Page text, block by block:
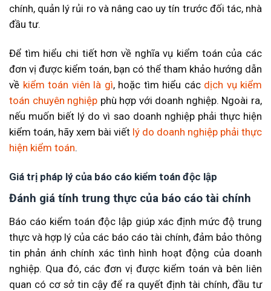
chính, quản lý rủi ro và nâng cao uy tín trước đối tác, nhà
đầu tư.
Để tìm hiểu chi tiết hơn về nghĩa vụ kiểm toán của các
đơn vị được kiểm toán, bạn có thể tham khảo hướng dẫn
về kiểm toán viên là gì, hoặc tìm hiểu các dịch vụ kiểm
toán chuyên nghiệp phù hợp với doanh nghiệp. Ngoài ra,
nếu muốn biết lý do vì sao doanh nghiệp phải thực hiện
kiểm toán, hãy xem bài viết lý do doanh nghiệp phải thực
hiện kiểm toán.
Giá trị pháp lý của báo cáo kiểm toán độc lập
Đánh giá tính trung thực của báo cáo tài chính
Báo cáo kiểm toán độc lập giúp xác định mức độ trung
thực và hợp lý của các báo cáo tài chính, đảm bảo thông
tin phản ánh chính xác tình hình hoạt động của doanh
nghiệp. Qua đó, các đơn vị được kiểm toán và bên liên
quan có cơ sở tin cậy để ra quyết định tài chính, đầu tư